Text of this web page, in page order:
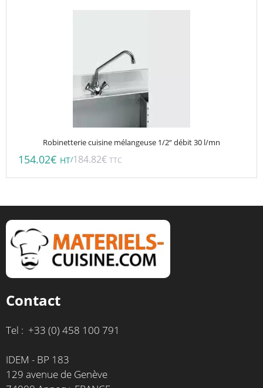
Robinetterie cuisine mélangeuse 1/2“ débit 30 l/mn
154.02€ HT/184.82€ TTC
Contact
Tel : +33 (0) 458 100 791
IDEM - BP 183
129 avenue de Genève